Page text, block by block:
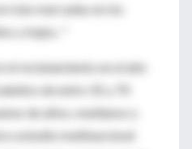
más marcadas en los
y bajos. "
el reclutamiento en el año
de entre 35 y 70
de altos, medianos y
estudio multinacional